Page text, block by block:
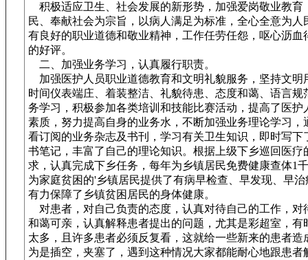
积极适应卫生、社会发展的新形势，加强爱岗敬业教育
民、奉献社会为宗旨，以病人满足为标准，全心全意为人
有良好的职业道德和敬业精神，工作任劳任怨，呕心沥血
的好评。
二、加强业务学习，认真履行职责。
加强医护人员职业道德教育和文明礼貌服务，坚持文明
时间仪表端庄、着装整洁、礼貌待患、态度和蔼、语言规
务学习，积极参加各类培训和技能比赛活动，提高了医护
素质，努力提高自身的业务水，不断加强业务理论学习，
看订阅的业务杂志及书刊，学习有关卫生知识，即时写下
书笔记，丰富了自己的理论知识。根据上级下乡巡回医疗
求，认真完成下乡任务，每年为乡镇居民免费健康查体1
为家庭贫困的'乡镇居民提供了有病早检查、早发现、早
有力保障了乡镇贫困居民的身体健康。
对患者，对自己负责的态度，认真对待自己的工作，对
和蔼可亲，认真解释患者提出的问题，尤其是彩超室，有
太多，且许多患者必须反复看，这就给一些新来的患者造
为是插空，夹塞了，遇到这种情况大家都能耐心地跟患者